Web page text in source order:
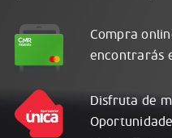
Compra
encontrarás
Disfruta de